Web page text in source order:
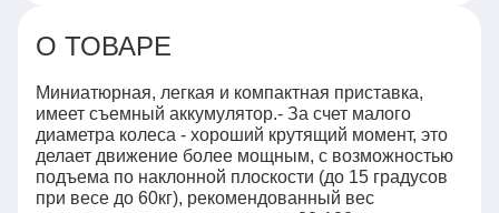
О ТОВАРЕ
Миниатюрная, легкая и компактная приставка,
имеет съемный аккумулятор.- За счет малого
диаметра колеса - хороший крутящий момент, это
делает движение более мощным, с возможностью
подъема по наклонной плоскости (до 15 градусов
при весе до 60кг), рекомендованный вес